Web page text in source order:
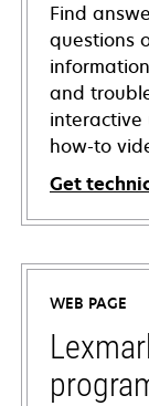
Find
questions
and
interactive
how-to
Get
opens
in
new
tab
WEB PAGE